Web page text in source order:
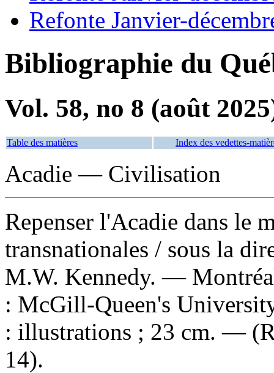
Refonte Janvier-
Bibliographie du
Vol. 58, no 8 (août
Table des matières Index des vedettes-
Acadie — Civilisation
Repenser l'Acadie dans le
transnationales / sous la
M.W. Kennedy. —
: McGill-Queen's
: illustrations ; 23 cm. —
14).